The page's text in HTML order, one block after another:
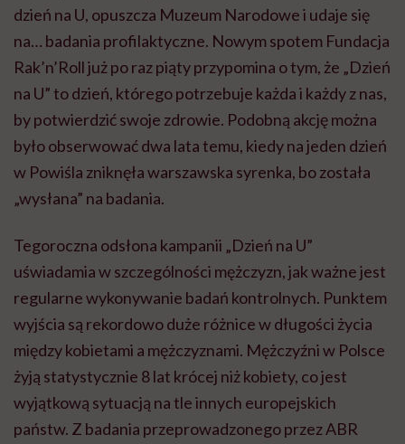
dzień na U, opuszcza Muzeum Narodowe i udaje się
na… badania profilaktyczne. Nowym spotem Fundacja
Rak’n’Roll już po raz piąty przypomina o tym, że „Dzień
na U” to dzień, którego potrzebuje każda i każdy z nas,
by potwierdzić swoje zdrowie. Podobną akcję można
było obserwować dwa lata temu, kiedy na jeden dzień
w Powiśla zniknęła warszawska syrenka, bo została
„wysłana” na badania.
Tegoroczna odsłona kampanii „Dzień na U”
uświadamia w szczególności mężczyzn, jak ważne jest
regularne wykonywanie badań kontrolnych. Punktem
wyjścia są rekordowo duże różnice w długości życia
między kobietami a mężczyznami. Mężczyźni w Polsce
żyją statystycznie 8 lat krócej niż kobiety, co jest
wyjątkową sytuacją na tle innych europejskich
państw. Z badania przeprowadzonego przez ABR